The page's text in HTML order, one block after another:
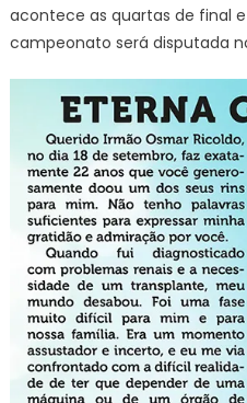
acontece as quartas de final
campeonato será disputada